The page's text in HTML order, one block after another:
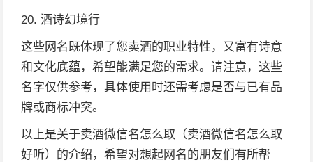
20. 酒诗幻境行
这些网名既体现了您卖酒的职业特性，又富有诗意
和文化底蕴，希望能满足您的需求。请注意，这些
名字仅供参考，具体使用时还需考虑是否与已有品
牌或商标冲突。
以上是关于卖酒微信名怎么取（卖酒微信名怎么取
好听）的介绍，希望对想起网名的朋友们有所帮